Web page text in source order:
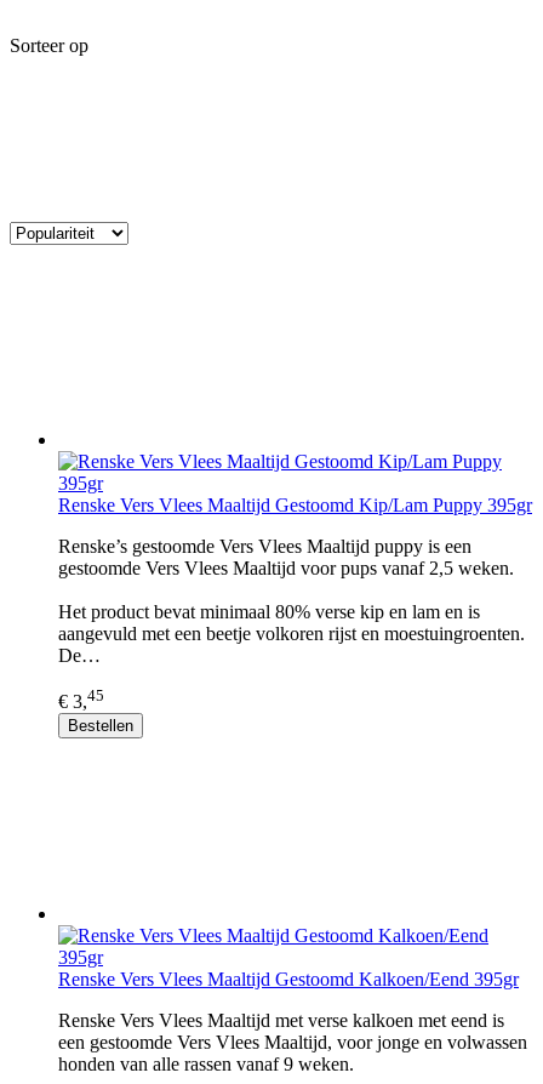
Sorteer op
Renske Vers Vlees Maaltijd Gestoomd Kip/Lam Puppy 395gr
Renske’s gestoomde Vers Vlees Maaltijd puppy is een
gestoomde Vers Vlees Maaltijd voor pups vanaf 2,5 weken.
Het product bevat minimaal 80% verse kip en lam en is
aangevuld met een beetje volkoren rijst en moestuingroenten.
De…
€ 3,45
Bestellen
Renske Vers Vlees Maaltijd Gestoomd Kalkoen/Eend 395gr
Renske Vers Vlees Maaltijd met verse kalkoen met eend is
een gestoomde Vers Vlees Maaltijd, voor jonge en volwassen
honden van alle rassen vanaf 9 weken.